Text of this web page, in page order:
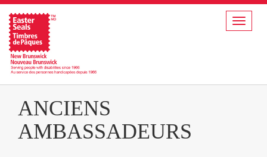
Toggle
ANCIENS
AMBASSADEURS